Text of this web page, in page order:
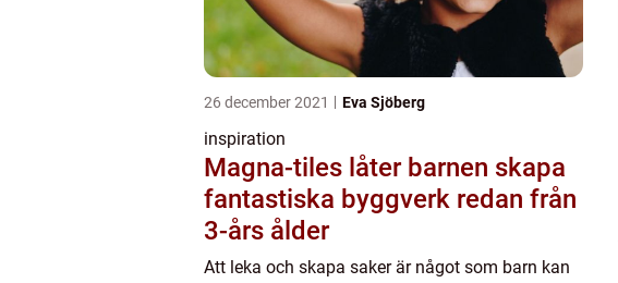
26 december 2021 Eva Sjöberg
inspiration
Magna-tiles låter barnen skapa
fantastiska byggverk redan från
3-års ålder
Att leka och skapa saker är något som barn kan